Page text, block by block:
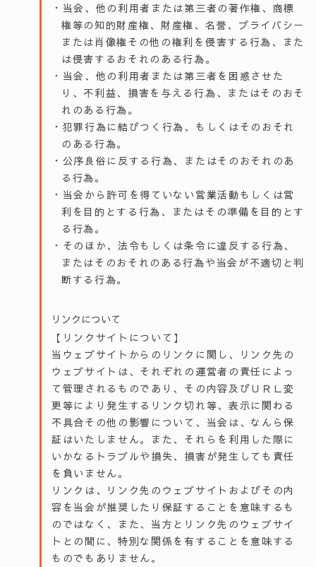
・当会、他の利用者または第三者の著作権、商標
権等の知的財産権、財産権、名誉、プライバシー
または肖像権その他の権利を侵害する行為、また
は侵害するおそれのある行為。
・当会、他の利用者または第三者を困惑させた
り、不利益、損害を与える行為、またはそのおそ
れのある行為。
・犯罪行為に結びつく行為、もしくはそのおそれ
のある行為。
・公序良俗に反する行為、またはそのおそれのあ
る行為。
・当会から許可を得ていない営業活動もしくは営
利を目的とする行為、またはその準備を目的とす
る行為。
・そのほか、法令もしくは条令に違反する行為、
またはそのおそれのある行為や当会が不適切と判
断する行為。
リンクについて
【リンクサイトについて】
当ウェブサイトからのリンクに関し、リンク先の
ウェブサイトは、それぞれの運営者の責任によっ
て管理されるものであり、その内容及びＵＲＬ変
更等により発生するリンク切れ等、表示に関わる
不具合その他の影響について、当会は、なんら保
証はいたしません。また、それらを利用した際に
いかなるトラブルや損失、損害が発生しても責任
を負いません。
リンクは、リンク先のウェブサイトおよびその内
容を当会が推奨したり保証することを意味するも
のではなく、また、当方とリンク先のウェブサイ
トとの間に、特別な関係を有することを意味する
ものでもありません。